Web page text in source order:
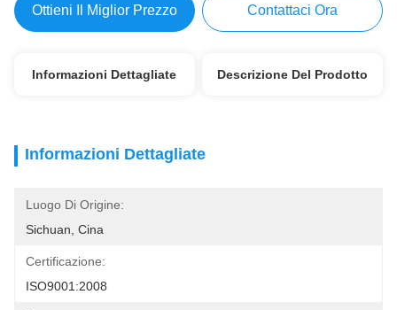
Ottieni Il Miglior Prezzo Contattaci Ora
Informazioni Dettagliate Descrizione Del Prodotto
Informazioni Dettagliate
Luogo Di Origine:
Sichuan, Cina
Certificazione:
ISO9001:2008